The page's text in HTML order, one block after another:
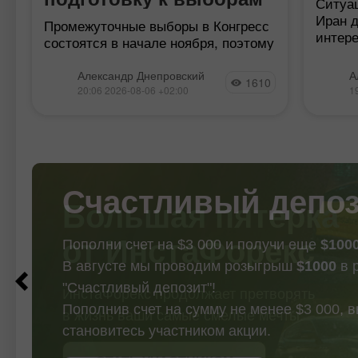
Промежуточные выборы в Конгресс
состоятся в начале ноября, поэтому
Рейтинги Дональда Трампа
продолжают стремиться в
Александр Днепровский
20:06 2026-08-06 +02:00 1610
Иран
Счастливый
Пополни счет на $3 000 и получи еще
В августе мы проводим розыгрыш $1000 в
"Счастливый депозит"!
Пополнив счет на сумму не менее $3 000,
становитесь участником акции.